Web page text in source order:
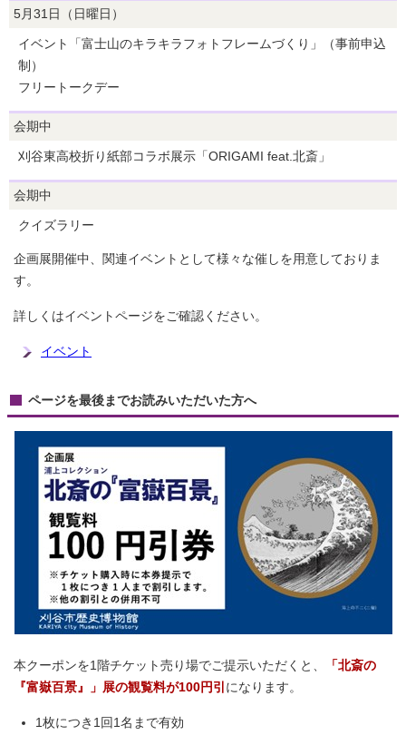
5月31日（日曜日）
イベント「富士山のキラキラフォトフレームづくり」（事前申込
制）
フリートークデー
会期中
刈谷東高校折り紙部コラボ展示「ORIGAMI feat.北斎」
会期中
クイズラリー
企画展開催中、関連イベントとして様々な催しを用意しておりま
す。
詳しくはイベントページをご確認ください。
イベント
ページを最後までお読みいただいた方へ
本クーポンを1階チケット売り場でご提示いただくと、
「北斎の
『富嶽百景』」展の観覧料が100円引 になります。
1枚につき1回1名まで有効